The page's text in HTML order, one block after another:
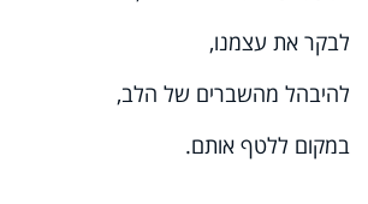
לבקר את עצמנו,
להיבהל מהשברים של הלב,
במקום ללטף אותם.